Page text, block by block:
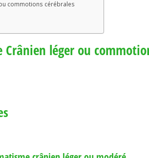
commotions cérébrales
Crânien léger ou